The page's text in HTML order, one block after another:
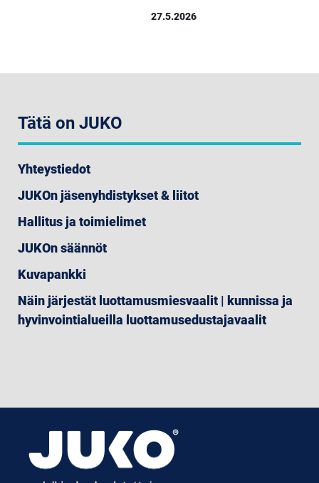
27.5.2026
Tätä on JUKO
Yhteystiedot
JUKOn jäsenyhdistykset & liitot
Hallitus ja toimielimet
JUKOn säännöt
Kuvapankki
Näin järjestät luottamusmiesvaalit | kunnissa ja
hyvinvointialueilla luottamusedustajavaalit